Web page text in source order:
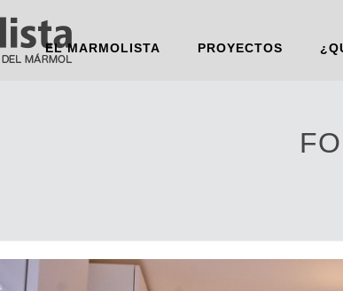
EL MARMOLISTA PROYECTOS